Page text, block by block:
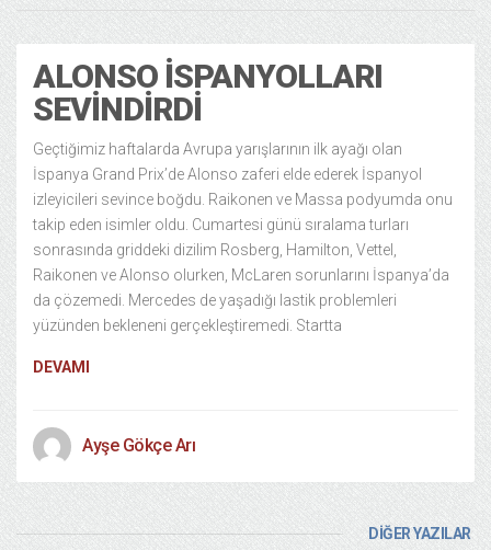
ALONSO İSPANYOLLARI
SEVINDIRDI
Geçtiğimiz haftalarda Avrupa yarışlarının ilk ayağı olan
İspanya Grand Prix’de Alonso zaferi elde ederek İspanyol
izleyicileri sevince boğdu. Raikonen ve Massa podyumda onu
takip eden isimler oldu. Cumartesi günü sıralama turları
sonrasında griddeki dizilim Rosberg, Hamilton, Vettel,
Raikonen ve Alonso olurken, McLaren sorunlarını İspanya’da
da çözemedi. Mercedes de yaşadığı lastik problemleri
yüzünden bekleneni gerçekleştiremedi. Startta
DEVAMI
Ayşe Gökçe Arı
DİĞER YAZILAR